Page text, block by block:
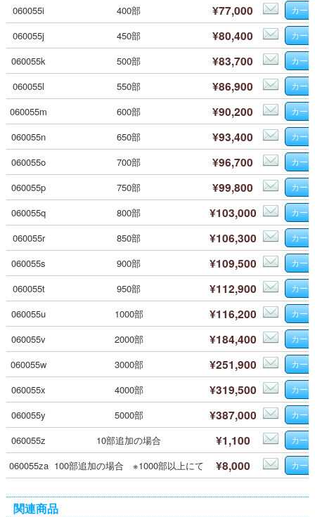
060055i 400部 ¥77,000
060055j 450部 ¥80,400
060055k 500部 ¥83,700
060055l 550部 ¥86,900
060055m 600部 ¥90,200
060055n 650部 ¥93,400
060055o 700部 ¥96,700
060055p 750部 ¥99,800
060055q 800部 ¥103,000
060055r 850部 ¥106,300
060055s 900部 ¥109,500
060055t 950部 ¥112,900
060055u 1000部 ¥116,200
060055v 2000部 ¥184,400
060055w 3000部 ¥251,900
060055x 4000部 ¥319,500
060055y 5000部 ¥387,000
060055z 10部追加の場合 ¥1,100
060055za 100部追加の場合 ※1000部以上にて ¥8,000
関連商品